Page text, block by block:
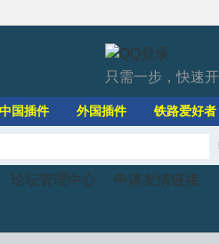
只需一步，快速
中国插件 外国插件 铁路爱好者
论坛管理中心 申请友情链接